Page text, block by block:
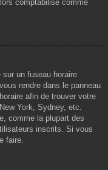
comptabilisé comme
sur un fuseau horaire
rendre dans le panneau
afin de trouver votre
York, Sydney, etc.
comme la plupart des
inscrits. Si vous
faire.